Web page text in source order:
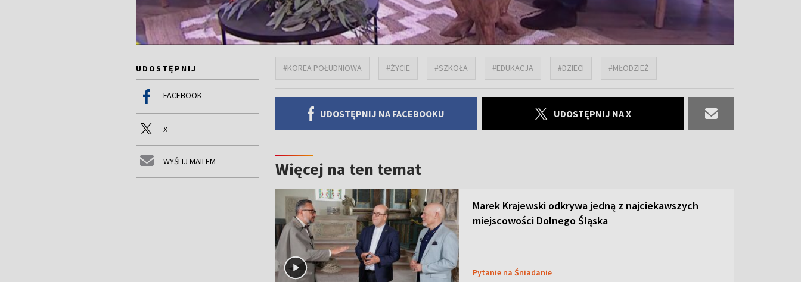
UDOSTĘPNIJ
FACEBOOK
X
WYŚLIJ MAILEM
#KOREA POŁUDNIOWA #ŻYCIE #SZKOŁA #EDUKACJA #DZIECI #MŁODZIEŻ
UDOSTĘPNIJ NA FACEBOOKU UDOSTĘPNIJ NA X
Więcej na ten temat
Marek Krajewski odkrywa jedną z najciekawszych
miejscowości Dolnego Śląska
Pytanie na Śniadanie